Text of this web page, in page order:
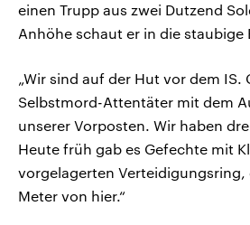
einen Trupp aus zwei Dutzend
Anhöhe schaut er in die staubige
„Wir sind auf der Hut vor dem IS.
Selbstmord-Attentäter mit dem
unserer Vorposten. Wir haben
Heute früh gab es Gefechte mit
vorgelagerten Verteidigungsring,
Meter von hier.“